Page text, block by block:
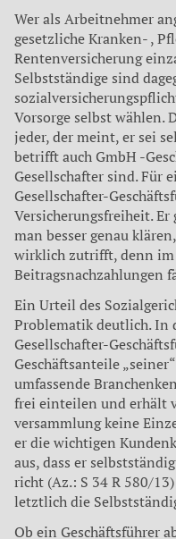
Wer als Arbeitnehmer
gesetzliche Kran­ken- ,
Rentenversicherung
Selbstständige sind
Vorsorge selbst wäh­len.
jeder, der meint, er sei
betrifft auch GmbH -
Gesellschafter sind. Für
Gesellschafter-
Versicherungsfreiheit.
man besser genau
wirklich zutrifft, denn
Beitragsnachzahlungen
Ein Urteil des
Problematik deutlich. In
Gesellschafter-
Geschäftsanteile
umfassende
frei einteilen und erhält
versammlung keine
er die wichtigen
aus, dass er
richt (Az.: S 34 R 580/
letztlich die
Ob ein Geschäftsführer